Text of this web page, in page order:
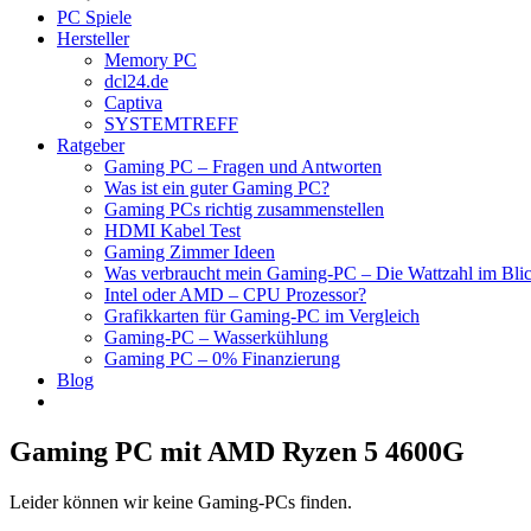
PC Spiele
Hersteller
Memory PC
dcl24.de
Captiva
SYSTEMTREFF
Ratgeber
Gaming PC – Fragen und Antworten
Was ist ein guter Gaming PC?
Gaming PCs richtig zusammenstellen
HDMI Kabel Test
Gaming Zimmer Ideen
Was verbraucht mein Gaming-PC – Die Wattzahl im
Intel oder AMD – CPU Prozessor?
Grafikkarten für Gaming-PC im Vergleich
Gaming-PC – Wasserkühlung
Gaming PC – 0% Finanzierung
Blog
Gaming PC mit AMD Ryzen 5 4600G
Leider können wir keine Gaming-PCs finden.